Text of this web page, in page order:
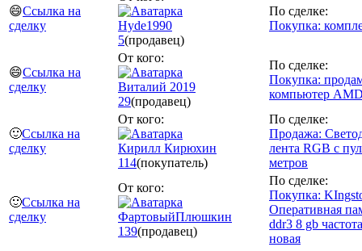
😄Ссылка на
сделку
Hyde1990
5(продавец)
По сделке:
Покупка:
😄Ссылка на
сделку
От кого:
Виталий 2019
29(продавец)
По сделке:
Покупка:
компьютер
🙂Ссылка на
сделку
От кого:
Кирилл Кирюхин
114(покупатель)
По сделке:
Продажа:
лента RGB с
метров
🙂Ссылка на
сделку
От кого:
ФартовыйПлюшкин
139(продавец)
По сделке:
Покупка:
Оперативная
ddr3 8 gb
новая